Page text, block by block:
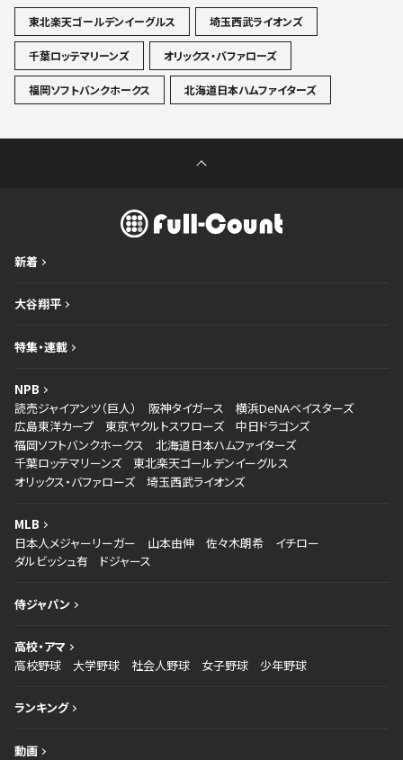
東北楽天ゴールデンイーグルス
埼玉西武ライオンズ
千葉ロッテマリーンズ オリックス・バファローズ
福岡ソフトバンクホークス 北海道日本ハムファイターズ
新着
大谷翔平
特集・連載
NPB
読売ジャイアンツ（巨人）
阪神タイガース
横浜DeNAベイスターズ
広島東洋カープ
東京ヤクルトスワローズ
中日ドラゴンズ
福岡ソフトバンクホークス
北海道日本ハムファイターズ
千葉ロッテマリーンズ
東北楽天ゴールデンイーグルス
オリックス・バファローズ
埼玉西武ライオンズ
MLB
日本人メジャーリーガー
山本由伸 佐々木朗希
イチロー
ダルビッシュ有
ドジャース
侍ジャパン
高校・アマ
高校野球
大学野球 社会人野球 女子野球 少年野球
ランキング
動画